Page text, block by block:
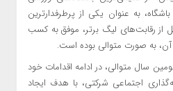
به عنوان یکی از پرطرفدارترین
از رقابت‌های لیگ برتر، موفق به کسب
به صورت متوالی بوده است.
سال متوالی، در ادامه اقدامات خود
اجتماعی شرکتی، با هدف ایجاد